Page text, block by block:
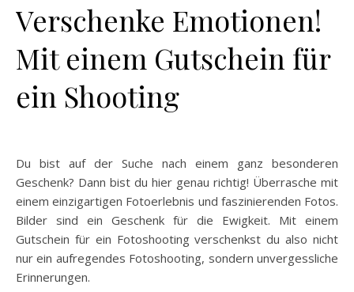
Verschenke Emotionen!
Mit einem Gutschein für
ein Shooting
Du bist auf der Suche nach einem ganz besonderen
Geschenk? Dann bist du hier genau richtig! Überrasche mit
einem einzigartigen Fotoerlebnis und faszinierenden Fotos.
Bilder sind ein Geschenk für die Ewigkeit. Mit einem
Gutschein für ein Fotoshooting verschenkst du also nicht
nur ein aufregendes Fotoshooting, sondern unvergessliche
Erinnerungen.